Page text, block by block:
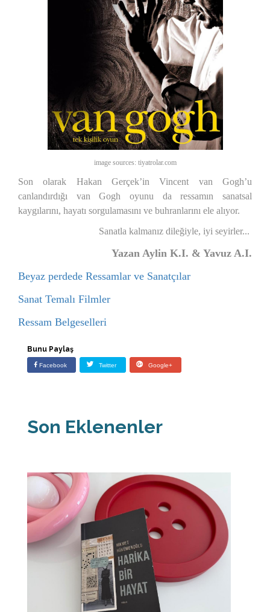
image sources: tiyatrolar.com
Son olarak Hakan Gerçek’in Vincent van Gogh’u
canlandırdığı van Gogh oyunu da ressamın sanatsal
kaygılarını, hayatı sorgulamasını ve buhranlarını ele alıyor.
Sanatla kalmanız dileğiyle, iyi seyirler...
Yazan Aylin K.I. & Yavuz A.I.
Beyaz perdede Ressamlar ve Sanatçılar
Sanat Temalı Filmler
Ressam Belgeselleri
Bunu Paylaş
Facebook Twitter Google+
Son Eklenenler